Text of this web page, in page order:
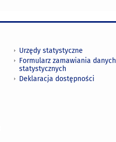
Urzędy statystyczne
Formularz zamawiania danych
statystycznych
Deklaracja dostępności